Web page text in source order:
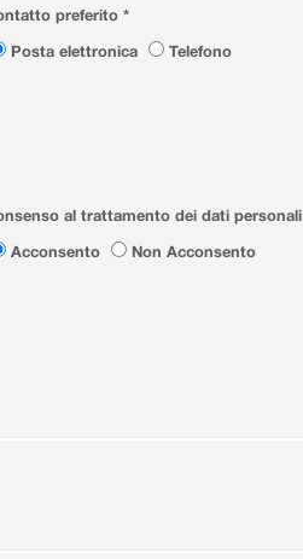
preferito *
Posta elettronica
Telefono
al trattamento dei dati personali
Acconsento
Non Acconsento